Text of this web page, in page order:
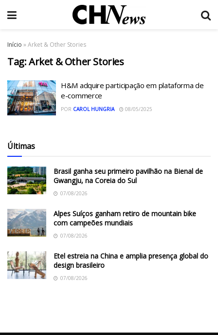
Início »Arket & Other Stories
Tag:Arket & Other Stories
H&M adquire participação em plataforma de
e-commerce
POR CAROL HUNGRIA 08/05/2025
Últimas
Brasil ganha seu primeiro pavilhão na Bienal de
Gwangju, na Coreia do Sul
07/08/2026
Alpes Suíços ganham retiro de mountain bike
com campeões mundiais
07/08/2026
Etel estreia na China e amplia presença global do
design brasileiro
07/08/2026